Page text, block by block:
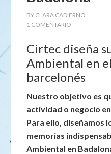
BY CLARA CADIERNO
1 COMENTARIO
Cirtec diseña
Ambiental en
barcelonés
Nuestro objetivo es
actividad o negocio
Para ello, diseñamos
memorias
Ambiental en